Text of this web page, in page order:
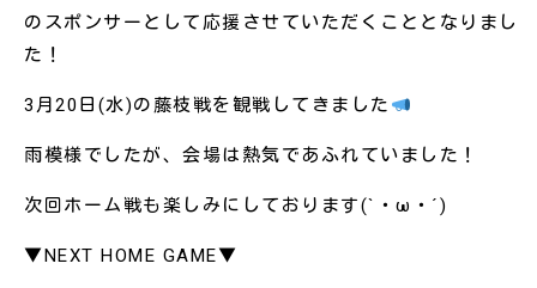
のスポンサーとして応援させていただくこととなりまし
た！
3月20日(水)の藤枝戦を観戦してきました
雨模様でしたが、会場は熱気であふれていました！
次回ホーム戦も楽しみにしております(`・ω・´)
▼NEXT HOME GAME▼